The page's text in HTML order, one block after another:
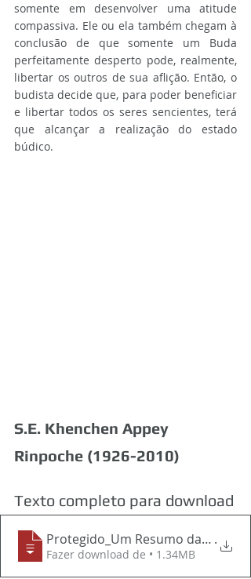
somente em desenvolver uma atitude
compassiva. Ele ou ela também chegam à
conclusão de que somente um Buda
perfeitamente desperto pode, realmente,
libertar os outros de sua aflição. Então, o
budista decide que, para poder beneficiar
e libertar todos os seres sencientes, terá
que alcançar a realização do estado
búdico.
S.E. Khenchen Appey
Rinpoche (1926-2010)
Texto completo para download
Protegido_Um Resumo das .
Fazer download de • 1.34MB